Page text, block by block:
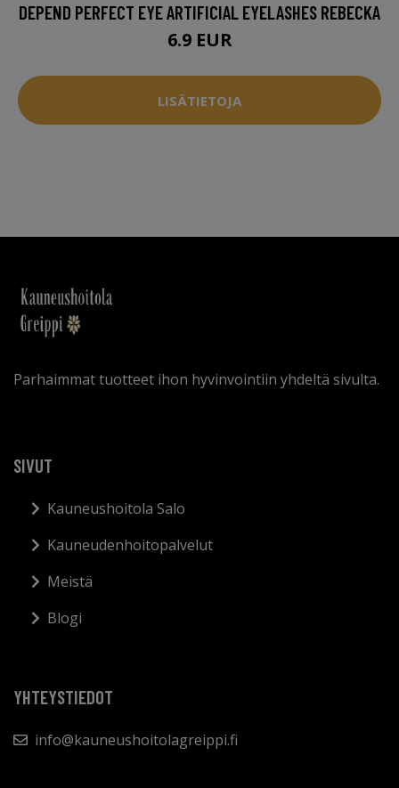
DEPEND PERFECT EYE ARTIFICIAL EYELASHES REBECKA
6.9 EUR
LISÄTIETOJA
Parhaimmat tuotteet ihon hyvinvointiin yhdeltä sivulta.
SIVUT
Kauneushoitola Salo
Kauneudenhoitopalvelut
Meistä
Blogi
YHTEYSTIEDOT
info@kauneushoitolagreippi.fi